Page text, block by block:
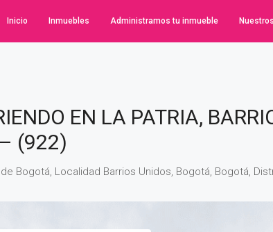
Inicio Inmuebles Administramos tu inmueble
EN LA PATRIA,
(922)
de Bogotá, Localidad Barrios Unidos, Bogotá, Bogotá,